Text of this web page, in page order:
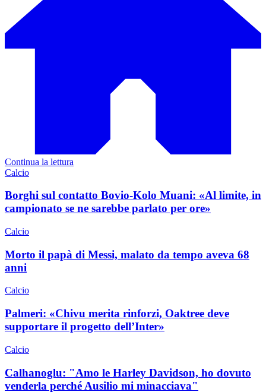
Continua la lettura
Calcio
Borghi sul contatto Bovio-Kolo Muani: «Al limite, in
campionato se ne sarebbe parlato per ore»
Calcio
Morto il papà di Messi, malato da tempo aveva 68
anni
Calcio
Palmeri: «Chivu merita rinforzi, Oaktree deve
supportare il progetto dell’Inter»
Calcio
Calhanoglu: "Amo le Harley Davidson, ho dovuto
venderla perché Ausilio mi minacciava"